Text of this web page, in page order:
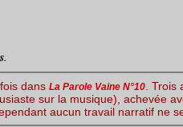
.
dans La Parole Vaine N°10 .
sur la musique), achevée
aucun travail narratif ne